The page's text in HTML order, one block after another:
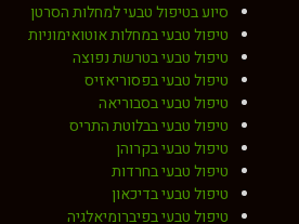
סיוע בטיפול טבעי למחלות הסרטן
טיפול טבעי במחלות אוטואימוניות
טיפול טבעי בטרשת נפוצה
טיפול טבעי בפסוריאזיס
טיפול טבעי בסבוריאה
טיפול טבעי בבלוטת התריס
טיפול טבעי בקרוהן
טיפול טבעי בחרדות
טיפול טבעי בדיכאון
טיפול טבעי בפיברומיאלגיה